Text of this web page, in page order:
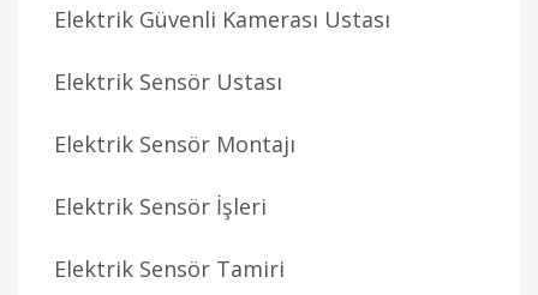
Elektrik Güvenli Kamerası Ustası
Elektrik Sensör Ustası
Elektrik Sensör Montajı
Elektrik Sensör İşleri
Elektrik Sensör Tamiri